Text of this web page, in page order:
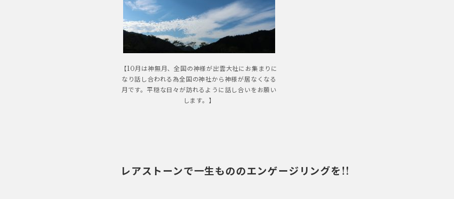
【10月は神無月、全国の神様が出雲大社にお集まりに
なり話し合われる為全国の神社から神様が居なくなる
月です。平穏な日々が訪れるように話し合いをお願い
します。】
レアストーンで一生もののエンゲージリングを!!